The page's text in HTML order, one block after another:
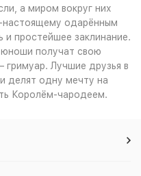
а миром вокруг них
настоящему одарённым
простейшее заклинание.
получат свою
гримуар. Лучшие друзья в
делят одну мечту на
Королём-чародеем.